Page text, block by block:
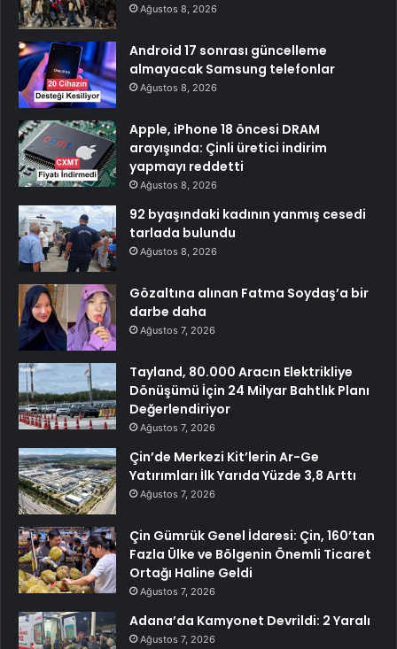
Ağustos 8, 2026
Android 17 sonrası güncelleme
almayacak Samsung telefonlar
Ağustos 8, 2026
Apple, iPhone 18 öncesi DRAM
arayışında: Çinli üretici indirim
yapmayı reddetti
Ağustos 8, 2026
92 byaşındaki kadının yanmış cesedi
tarlada bulundu
Ağustos 8, 2026
Gözaltına alınan Fatma Soydaş’a bir
darbe daha
Ağustos 7, 2026
Tayland, 80.000 Aracın Elektrikliye
Dönüşümü İçin 24 Milyar Bahtlık Planı
Değerlendiriyor
Ağustos 7, 2026
Çin’de Merkezi Kit’lerin Ar-Ge
Yatırımları İlk Yarıda Yüzde 3,8 Arttı
Ağustos 7, 2026
Çin Gümrük Genel İdaresi: Çin, 160’tan
Fazla Ülke ve Bölgenin Önemli Ticaret
Ortağı Haline Geldi
Ağustos 7, 2026
Adana’da Kamyonet Devrildi: 2 Yaralı
Ağustos 7, 2026